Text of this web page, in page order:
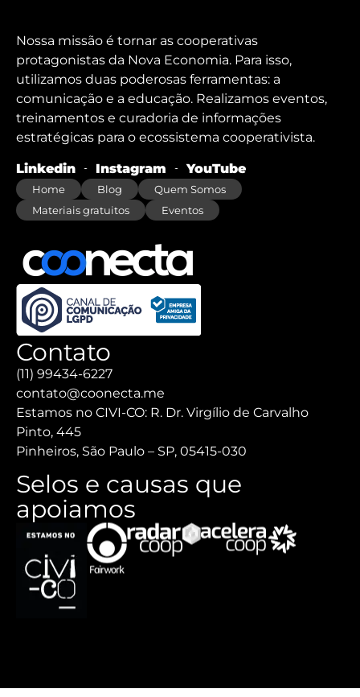
Nossa missão é tornar as cooperativas
protagonistas da Nova Economia. Para isso,
utilizamos duas poderosas ferramentas: a
comunicação e a educação. Realizamos eventos,
treinamentos e curadoria de informações
estratégicas para o ecossistema cooperativista.
Linkedin Instagram YouTube
Home Blog
Quem Somos
Materiais gratuitos
Eventos
Contato
(11) 99434-6227
contato@coonecta.me
Estamos no CIVI-CO: R. Dr. Virgílio de Carvalho
Pinto, 445
Pinheiros, São Paulo – SP, 05415-030
Selos e causas que
apoiamos